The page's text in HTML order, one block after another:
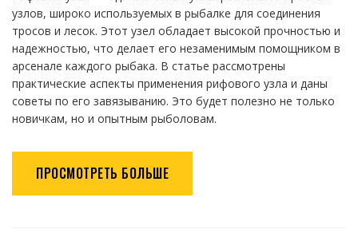
узлов, широко используемых в рыбалке для соединения
тросов и лесок. Этот узел обладает высокой прочностью и
надежностью, что делает его незаменимым помощником в
арсенале каждого рыбака. В статье рассмотрены
практические аспекты применения рифового узла и даны
советы по его завязыванию. Это будет полезно не только
новичкам, но и опытным рыболовам.
ПРОСМОТРЕТЬ БОЛЬШЕ